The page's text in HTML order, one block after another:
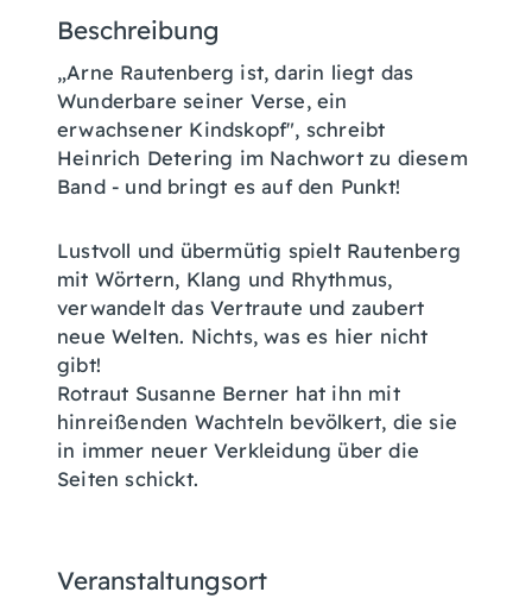
Beschreibung
„Arne Rautenberg ist, darin liegt das
Wunderbare seiner Verse, ein
erwachsener Kindskopf", schreibt
Heinrich Detering im Nachwort zu diesem
Band - und bringt es auf den Punkt!
Lustvoll und übermütig spielt Rautenberg
mit Wörtern, Klang und Rhythmus,
verwandelt das Vertraute und zaubert
neue Welten. Nichts, was es hier nicht
gibt!
Rotraut Susanne Berner hat ihn mit
hinreißenden Wachteln bevölkert, die sie
in immer neuer Verkleidung über die
Seiten schickt.
Veranstaltungsort